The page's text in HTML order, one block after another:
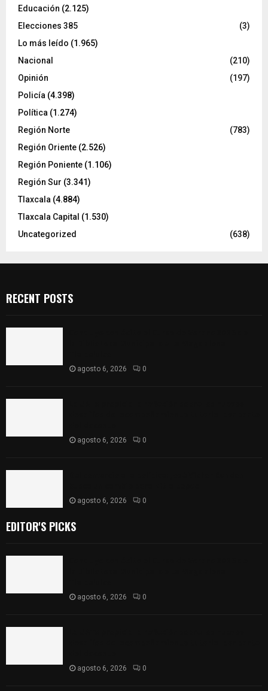
Educación (2.125)
Elecciones 385
(3)
Lo más leído (1.965)
Nacional
(210)
Opinión
(197)
Policía (4.398)
Política (1.274)
Región Norte
(783)
Región Oriente (2.526)
Región Poniente (1.106)
Región Sur (3.341)
Tlaxcala (4.884)
Tlaxcala Capital (1.530)
Uncategorized
(638)
RECENT POSTS
agosto 6, 2026 0
agosto 6, 2026 0
agosto 6, 2026 0
EDITOR'S PICKS
agosto 6, 2026 0
agosto 6, 2026 0